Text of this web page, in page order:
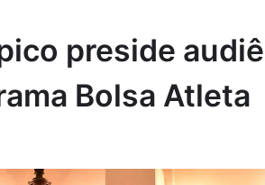
preside
Bolsa Atleta